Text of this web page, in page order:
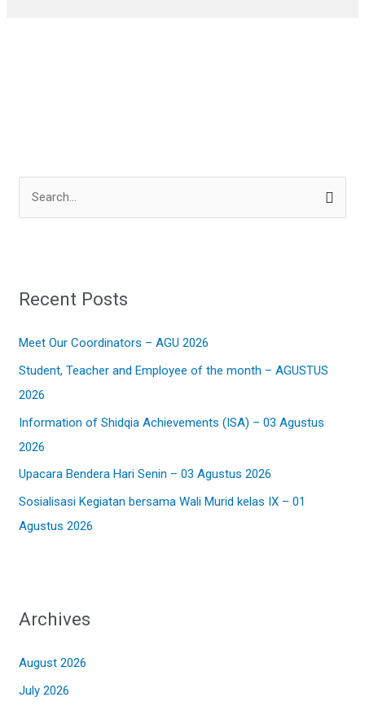
c
f
o
r
:
Recent Posts
Meet Our Coordinators – AGU 2026
Student, Teacher and Employee of the month – AGUSTUS
2026
Information of Shidqia Achievements (ISA) – 03 Agustus
2026
Upacara Bendera Hari Senin – 03 Agustus 2026
Sosialisasi Kegiatan bersama Wali Murid kelas IX – 01
Agustus 2026
Archives
August 2026
July 2026